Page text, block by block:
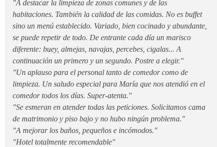
"A destacar la limpieza de zonas comunes y de las
habitaciones. También la calidad de las comidas. No es buffet
sino un menú establecido. Variado, bien cocinado y abundante,
se puede repetir de todo. De entrante cada día un marisco
diferente: buey, almejas, navajas, percebes, cigalas... A
continuación un primero y un segundo. Postre a elegir."
"Un aplauso para el personal tanto de comedor como de
limpieza. Un saludo especial para María que nos atendió en el
comedor todos los días. Super-atenta."
"Se esmeran en atender todas las peticiones. Solicitamos cama
de matrimonio y piso bajo y no hubo ningún problema."
"A mejorar los baños, pequeños e incómodos."
"Hotel totalmente recomendable"